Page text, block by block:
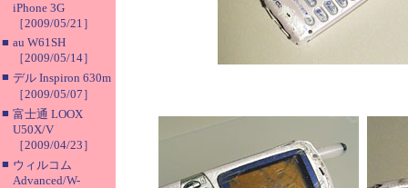
iPhone 3G
［2009/05/21］
■ au W61SH
［2009/05/14］
■ デル Inspiron 630m
［2009/05/07］
■ 富士通 LOOX
U50X/V
［2009/04/23］
■ ウィルコム
Advanced/W-